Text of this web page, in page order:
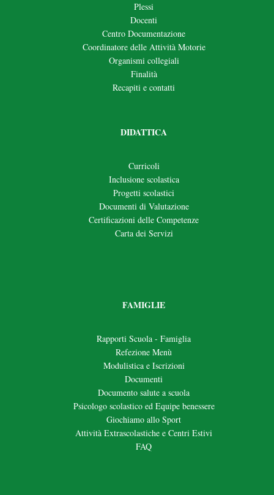
Plessi
Docenti
Centro Documentazione
Coordinatore delle Attività Motorie
Organismi collegiali
Finalità
Recapiti e contatti
DIDATTICA
Curricoli
Inclusione scolastica
Progetti scolastici
Documenti di Valutazione
Certificazioni delle Competenze
Carta dei Servizi
FAMIGLIE
Rapporti Scuola - Famiglia
Refezione Menù
Modulistica e Iscrizioni
Documenti
Documento salute a scuola
Psicologo scolastico ed Equipe benessere
Giochiamo allo Sport
Attività Extrascolastiche e Centri Estivi
FAQ